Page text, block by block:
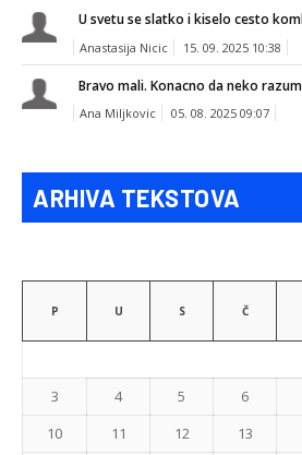
U svetu se slatko i kiselo cesto
Anastasija Nicic 15. 09. 2025 10:38
Bravo mali. Konacno da neko
Ana Miljkovic 05. 08. 2025 09:07
ARHIVA TEKSTOVA
P U S Č
3
4 5 6
10
11 12 13